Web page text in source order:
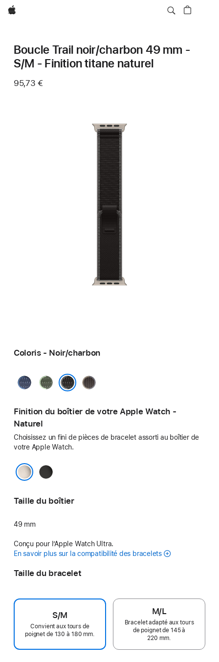
Apple
Boucle Trail noir/charbon 49 mm -
S/M - Finition titane naturel
95,73 €
Coloris - Noir/charbon
Bleu/bleuVert/vert
Bleu/noir
Finition du boîtier de votre Apple Watch -
Naturel
Choisissez un fini de pièces de bracelet assorti au boîtier de
votre Apple Watch.
Noir
Taille du boîtier
49 mm
Conçu pour l’Apple Watch Ultra.
En savoir plus sur la compatibilité des bracelets
Taille du bracelet
S/M
Convient aux tours de
poignet de 130 à 180 mm.
M/L
Bracelet adapté aux tours
de poignet de 145 à
220 mm.